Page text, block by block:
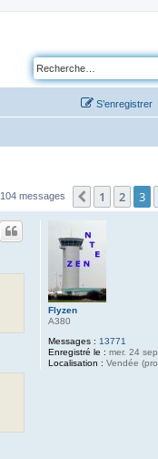
S’enregistrer
104 messages Précédente
1 2 3
Flyzen
A380
Messages : 13771
Enregistré le : mer. 24
Localisation : Vendée